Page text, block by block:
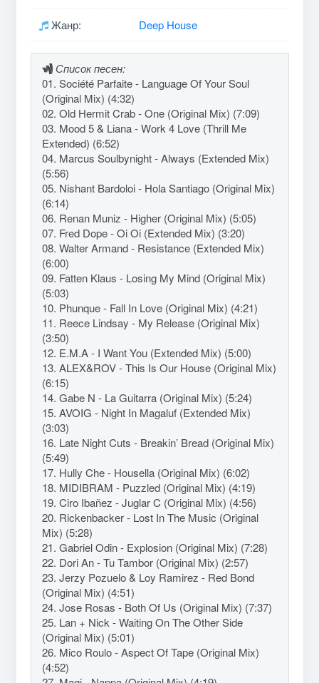
Жанр: Deep House
Список песен:
01. Société Parfaite - Language Of Your Soul
(Original Mix) (4:32)
02. Old Hermit Crab - One (Original Mix) (7:09)
03. Mood 5 & Liana - Work 4 Love (Thrill Me
Extended) (6:52)
04. Marcus Soulbynight - Always (Extended Mix)
(5:56)
05. Nishant Bardoloi - Hola Santiago (Original Mix)
(6:14)
06. Renan Muniz - Higher (Original Mix) (5:05)
07. Fred Dope - Oi Oi (Extended Mix) (3:20)
08. Walter Armand - Resistance (Extended Mix)
(6:00)
09. Fatten Klaus - Losing My Mind (Original Mix)
(5:03)
10. Phunque - Fall In Love (Original Mix) (4:21)
11. Reece Lindsay - My Release (Original Mix)
(3:50)
12. E.M.A - I Want You (Extended Mix) (5:00)
13. ALEX&ROV - This Is Our House (Original Mix)
(6:15)
14. Gabe N - La Guitarra (Original Mix) (5:24)
15. AVOIG - Night In Magaluf (Extended Mix)
(3:03)
16. Late Night Cuts - Breakin’ Bread (Original Mix)
(5:49)
17. Hully Che - Housella (Original Mix) (6:02)
18. MIDIBRAM - Puzzled (Original Mix) (4:19)
19. Ciro Ibañez - Juglar C (Original Mix) (4:56)
20. Rickenbacker - Lost In The Music (Original
Mix) (5:28)
21. Gabriel Odin - Explosion (Original Mix) (7:28)
22. Dori An - Tu Tambor (Original Mix) (2:57)
23. Jerzy Pozuelo & Loy Ramirez - Red Bond
(Original Mix) (4:51)
24. Jose Rosas - Both Of Us (Original Mix) (7:37)
25. Lan + Nick - Waiting On The Other Side
(Original Mix) (5:01)
26. Mico Roulo - Aspect Of Tape (Original Mix)
(4:52)